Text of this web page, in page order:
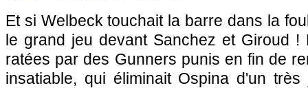
Et si Welbeck touchait la barre dans la
le grand jeu devant Sanchez et Giroud
ratées par des Gunners punis en fin de
insatiable, qui éliminait Ospina d'un